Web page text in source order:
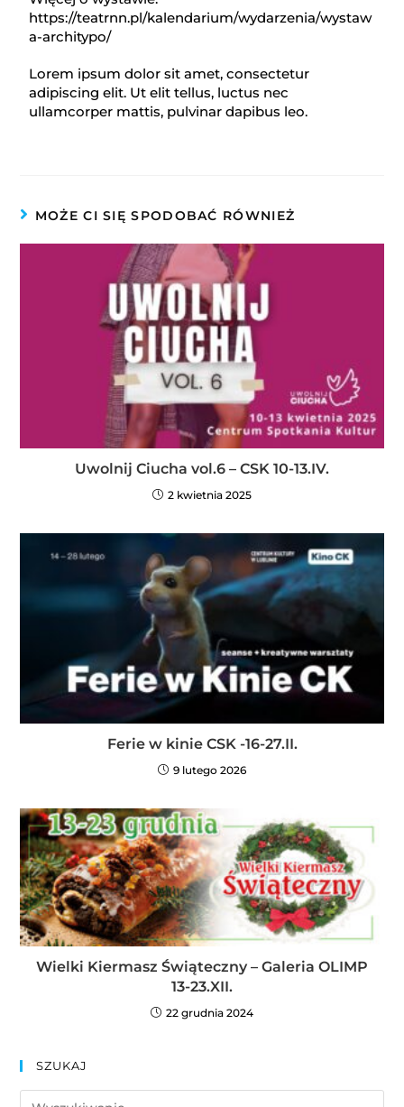
https://teatrnn.pl/kalendarium/wydarzenia/wystaw
a-architypo/
Lorem ipsum dolor sit amet, consectetur
adipiscing elit. Ut elit tellus, luctus nec
ullamcorper mattis, pulvinar dapibus leo.
MOŻE CI SIĘ SPODOBAĆ RÓWNIEŻ
Uwolnij Ciucha vol.6 – CSK 10-13.IV.
2 kwietnia 2025
Ferie w kinie CSK -16-27.II.
9 lutego 2026
Wielki Kiermasz Świąteczny – Galeria OLIMP
13-23.XII.
22 grudnia 2024
SZUKAJ